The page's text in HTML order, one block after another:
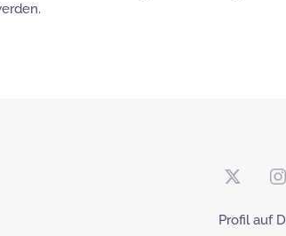
Profil auf